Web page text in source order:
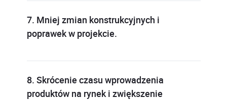
7. Mniej zmian konstrukcyjnych i
poprawek w projekcie.
8. Skrócenie czasu wprowadzenia
produktów na rynek i zwiększenie